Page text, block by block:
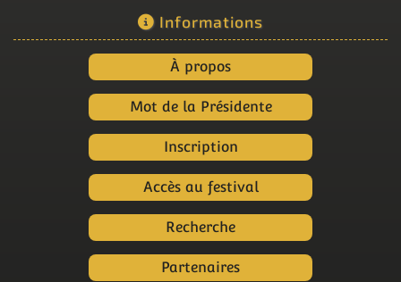
Informations
À propos
Mot de la Présidente
Inscription
Accès au festival
Recherche
Partenaires